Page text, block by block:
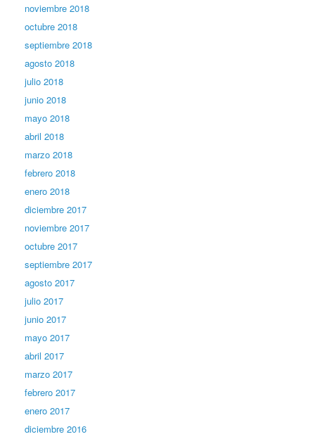
noviembre 2018
octubre 2018
septiembre 2018
agosto 2018
julio 2018
junio 2018
mayo 2018
abril 2018
marzo 2018
febrero 2018
enero 2018
diciembre 2017
noviembre 2017
octubre 2017
septiembre 2017
agosto 2017
julio 2017
junio 2017
mayo 2017
abril 2017
marzo 2017
febrero 2017
enero 2017
diciembre 2016